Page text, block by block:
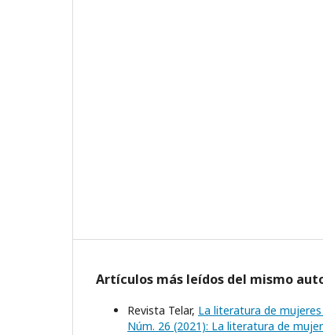
Artículos más leídos del mismo
Revista Telar, La literatura de
Núm. 26 (2021): La literatura de